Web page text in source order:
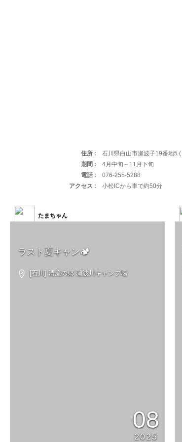
住所 石川県白山市瀬波子19番地5 (
期間
4月中旬～11月下旬
電話
076-255-5288
アクセス
小松ICから車で約50分
ラスト夏キャン🏕️
[石川] 清流の郷 瀬波川キャンプ場
08
2025
たまちゃん